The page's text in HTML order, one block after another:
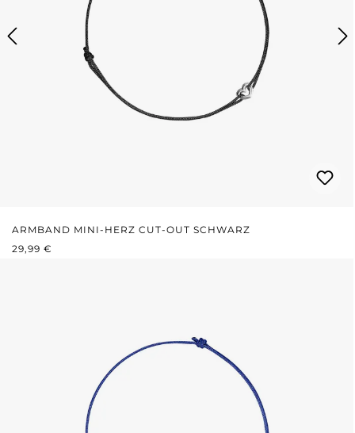
ARMBAND MINI-HERZ CUT-OUT SCHWARZ
REGULÄRER PREIS:
29,99 €